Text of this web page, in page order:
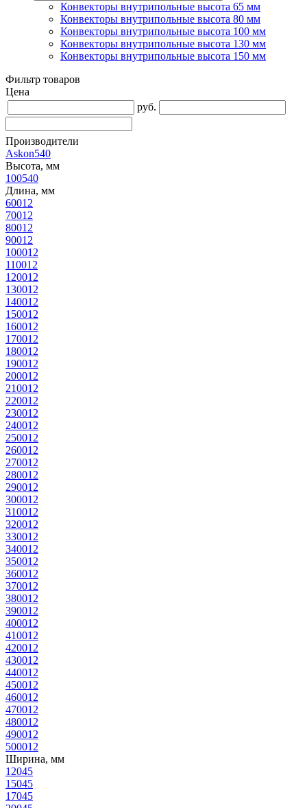
Конвекторы внутрипольные высота 65 мм
Конвекторы внутрипольные высота 80 мм
Конвекторы внутрипольные высота 100 мм
Конвекторы внутрипольные высота 130 мм
Конвекторы внутрипольные высота 150 мм
Фильтр товаров
Цена
руб.
Производители
Askon540
Высота, мм
100540
Длина, мм
60012
70012
80012
90012
100012
110012
120012
130012
140012
150012
160012
170012
180012
190012
200012
210012
220012
230012
240012
250012
260012
270012
280012
290012
300012
310012
320012
330012
340012
350012
360012
370012
380012
390012
400012
410012
420012
430012
440012
450012
460012
470012
480012
490012
500012
Ширина, мм
12045
15045
17045